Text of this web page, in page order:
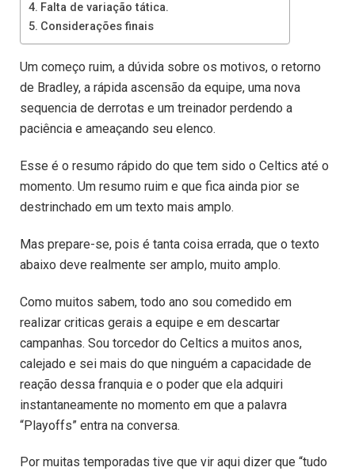
Falta de variação tática.
Considerações finais
Um começo ruim, a dúvida sobre os motivos, o retorno
de Bradley, a rápida ascensão da equipe, uma nova
sequencia de derrotas e um treinador perdendo a
paciência e ameaçando seu elenco.
Esse é o resumo rápido do que tem sido o Celtics até o
momento. Um resumo ruim e que fica ainda pior se
destrinchado em um texto mais amplo.
Mas prepare-se, pois é tanta coisa errada, que o texto
abaixo deve realmente ser amplo, muito amplo.
Como muitos sabem, todo ano sou comedido em
realizar criticas gerais a equipe e em descartar
campanhas. Sou torcedor do Celtics a muitos anos,
calejado e sei mais do que ninguém a capacidade de
reação dessa franquia e o poder que ela adquiri
instantaneamente no momento em que a palavra
“Playoffs” entra na conversa.
Por muitas temporadas tive que vir aqui dizer que “tudo